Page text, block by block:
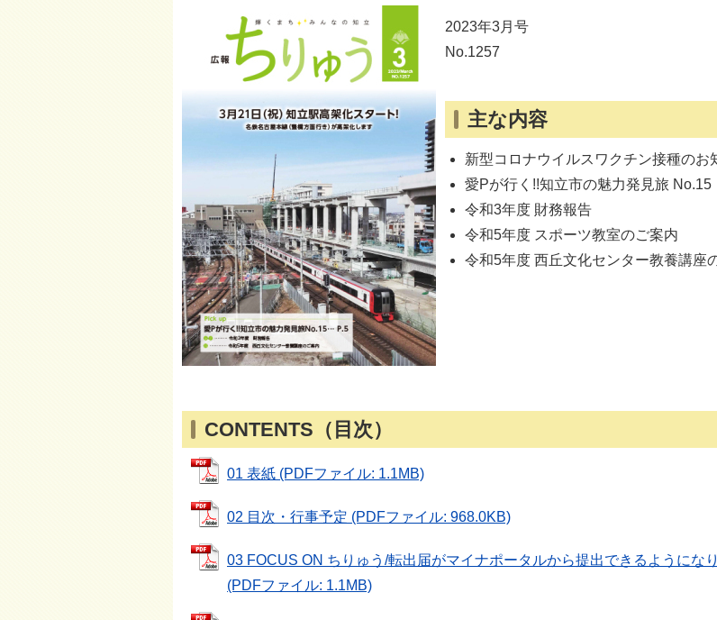
2023年3月号
No.1257
主な内容
新型コロナウイルスワクチン接種のお
愛Pが行く!!知立市の魅力発見旅 No.15
令和3年度 財務報告
令和5年度 スポーツ教室のご案内
令和5年度 西丘文化センター教養講座
CONTENTS（目次）
01 表紙 (PDFファイル: 1.1MB)
02 目次・行事予定 (PDFファイル: 968.0KB)
03 FOCUS ON ちりゅう/転出届がマイナポータルから提出できるようにな
(PDFファイル: 1.1MB)